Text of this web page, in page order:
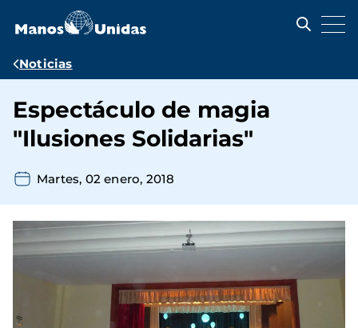
contenido
Ruta
navegación
Noticias
Espectáculo de magia
"Ilusiones Solidarias"
Martes, 02 enero, 2018